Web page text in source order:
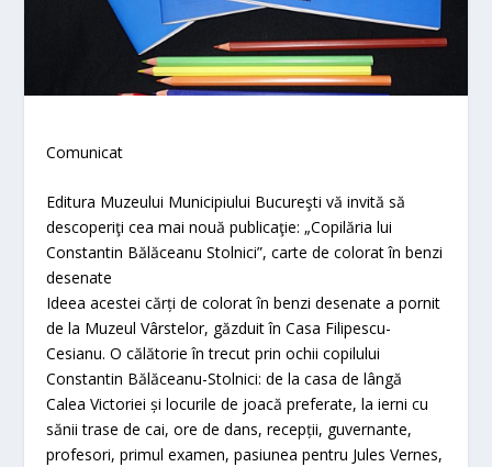
Comunicat
Editura Muzeului Municipiului Bucureşti vă invită să
descoperiţi cea mai nouă publicaţie: „Copilăria lui
Constantin Bălăceanu Stolnici”, carte de colorat în benzi
desenate
Ideea acestei cărți de colorat în benzi desenate a pornit
de la Muzeul Vârstelor, găzduit în Casa Filipescu-
Cesianu. O călătorie în trecut prin ochii copilului
Constantin Bălăceanu-Stolnici: de la casa de lângă
Calea Victoriei și locurile de joacă preferate, la ierni cu
sănii trase de cai, ore de dans, recepții, guvernante,
profesori, primul examen, pasiunea pentru Jules Vernes,